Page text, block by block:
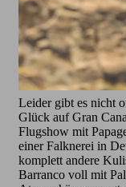
Leider gibt es nicht
Glück auf Gran
Flugshow mit
einer Falknerei in
komplett andere
Barranco voll mit